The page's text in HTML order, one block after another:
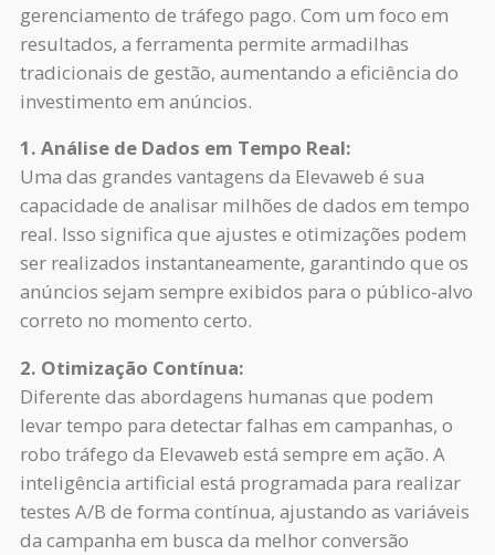
gerenciamento de tráfego pago. Com um foco em
resultados, a ferramenta permite armadilhas
tradicionais de gestão, aumentando a eficiência do
investimento em anúncios.
1. Análise de Dados em Tempo Real:
Uma das grandes vantagens da Elevaweb é sua
capacidade de analisar milhões de dados em tempo
real. Isso significa que ajustes e otimizações podem
ser realizados instantaneamente, garantindo que os
anúncios sejam sempre exibidos para o público-alvo
correto no momento certo.
2. Otimização Contínua:
Diferente das abordagens humanas que podem
levar tempo para detectar falhas em campanhas, o
robo tráfego da Elevaweb está sempre em ação. A
inteligência artificial está programada para realizar
testes A/B de forma contínua, ajustando as variáveis
da campanha em busca da melhor conversão